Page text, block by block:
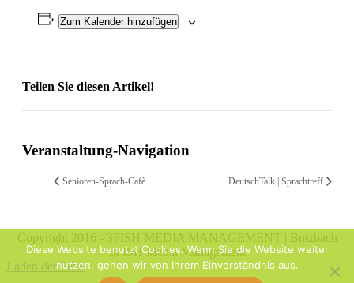
Zum Kalender hinzufügen
Teilen Sie diesen Artikel!
Veranstaltung-Navigation
Senioren-Sprach-Cafè DeutschTalk | Sprachtreff
Copyright 2016 - 3FISH MEDIA MANAGEMENT | Butzbach
3FISH Media Management
Laden der Seite
Diese Website benutzt Cookies. Wenn Sie die Website weiter
nutzen, gehen wir von Ihrem Einverständnis aus.